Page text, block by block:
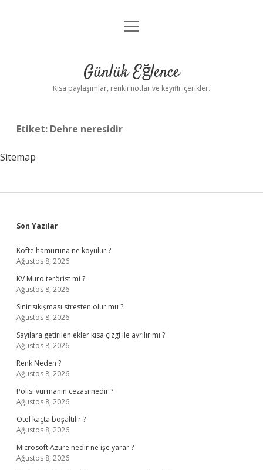
Anasayfa
Yasal Uyarı
menüyü
Günlük Eğlence
Kısa paylaşımlar, renkli notlar ve keyifli içerikler.
Etiket: Dehre neresidir
Sitemap
Sidebar
Son Yazılar
Köfte hamuruna ne koyulur ?
Ağustos 8, 2026
KV Muro terörist mi ?
Ağustos 8, 2026
Sinir sıkışması stresten olur mu ?
Ağustos 8, 2026
Sayılara getirilen ekler kısa çizgi ile ayrılır mı ?
Ağustos 8, 2026
Renk Neden ?
Ağustos 8, 2026
Polisi vurmanın cezası nedir ?
Ağustos 8, 2026
Otel kaçta boşaltılır ?
Ağustos 8, 2026
Microsoft Azure nedir ne işe yarar ?
Ağustos 8, 2026